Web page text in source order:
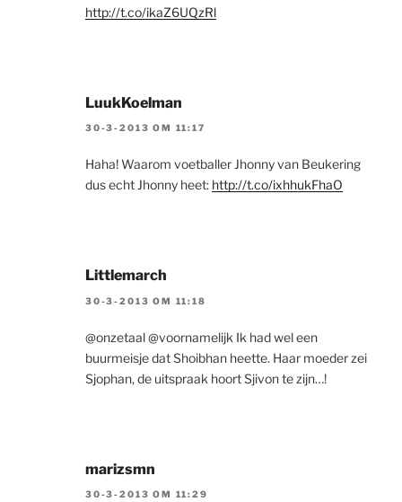
http://t.co/ikaZ6UQzRl
LuukKoelman
30-3-2013 OM 11:17
Haha! Waarom voetballer Jhonny van Beukering
dus echt Jhonny heet: http://t.co/ixhhukFhaO
Littlemarch
30-3-2013 OM 11:18
@onzetaal @voornamelijk Ik had wel een
buurmeisje dat Shoibhan heette. Haar moeder zei
Sjophan, de uitspraak hoort Sjivon te zijn…!
marizsmn
30-3-2013 OM 11:29